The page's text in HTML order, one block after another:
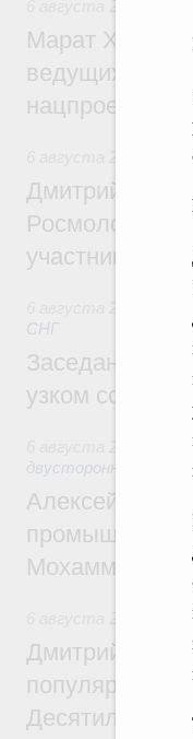
Марат
ведущих к
нацпроекту
Дмитрий
Росмолодёжи
участников
СНГ
Заседание
узком составе
двусторонней основе
Алексей
Мохаммадом
Дмитрий
популярного
Десятилетия